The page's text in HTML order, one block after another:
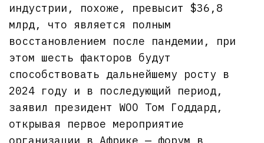
индустрии, похоже, превысит $36,8
млрд, что является полным
восстановлением после пандемии, при
этом шесть факторов будут
способствовать дальнейшему росту в
2024 году и в последующий период,
заявил президент WOO Том Годдард,
открывая первое мероприятие